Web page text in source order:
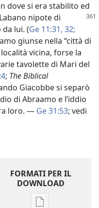
dove si era stabilito ed
nipote di
lui. (Ge 11:31, 32;
giunse nella “città di
vicina, forse la
tavolette di Mari del
; The Biblical
Giacobbe si separò
di Abraamo e l’iddio
loro. — Ge 31:53; vedi
FORMATI PER IL
DOWNLOAD